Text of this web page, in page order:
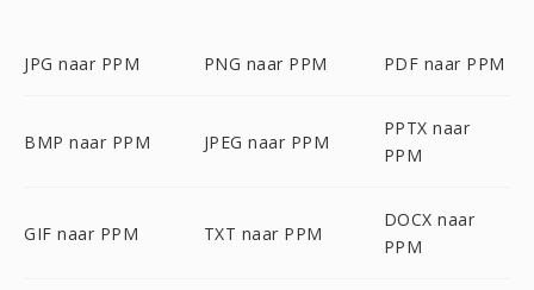
JPG naar PPM PNG naar PPM PDF naar PPM
BMP naar PPM JPEG naar PPM
PPTX naar
PPM
GIF naar PPM TXT naar PPM
DOCX naar
PPM